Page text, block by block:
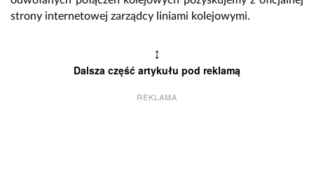
strony internetowej zarządcy liniami kolejowymi.
↕
Dalsza część artykułu pod reklamą
REKLAMA